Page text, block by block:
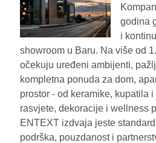
godina
i
showroom u Baru. Na više od
očekuju uređeni ambijenti,
kompletna ponuda za dom,
prostor - od keramike, kupatila
rasvjete, dekoracije i wellness
ENTEXT izdvaja jeste
podrška, pouzdanost i